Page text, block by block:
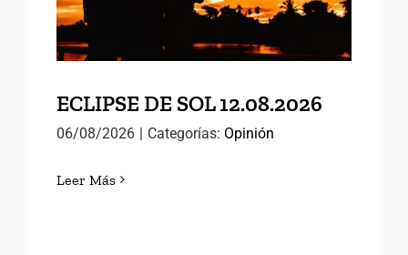
ECLIPSE DE SOL 12.08.2026
06/08/2026 | Categorías: Opinión
Leer Más